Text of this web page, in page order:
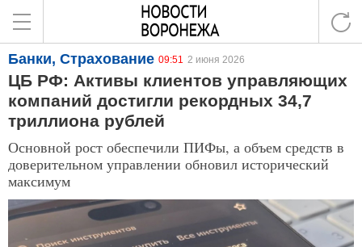
Банки, Страхование 09:51 2 июня 2026
ЦБ РФ: Активы клиентов управляющих
компаний достигли рекордных 34,7
триллиона рублей
Основной рост обеспечили ПИФы, а объем средств в
доверительном управлении обновил исторический
максимум